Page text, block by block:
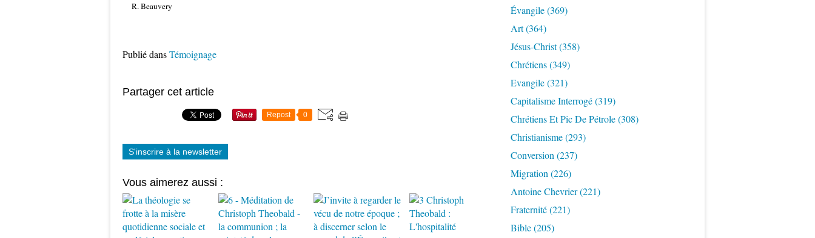
R. Beauvery
Publié dansTémoignage
Partager cet article
Repost 0
S'inscrire à la newsletter
Vous aimerez aussi :
Évangile(369)
Art(364)
Jésus-Christ(358)
Chrétiens(349)
Evangile(321)
Capitalisme Interrogé(319)
Chrétiens Et Pic De Pétrole(308)
Christianisme(293)
Conversion (237)
Migration (226)
Antoine Chevrier(221)
Fraternité(221)
Bible(205)